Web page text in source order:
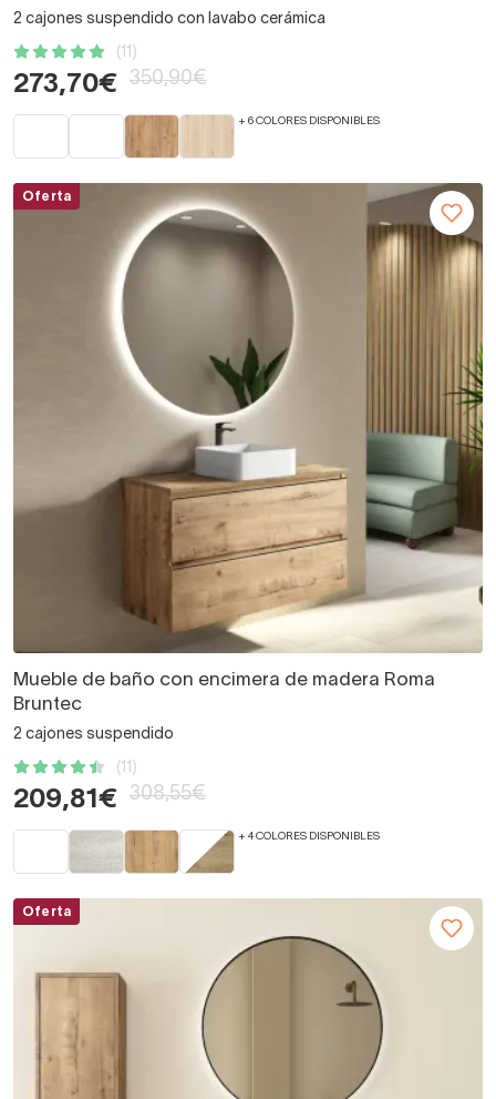
2 cajones suspendido con lavabo cerámica
(11)
273,70€ 350,90€
+ 6 COLORES DISPONIBLES
Oferta
Mueble de baño con encimera de madera Roma
Bruntec
2 cajones suspendido
(11)
209,81€ 308,55€
+ 4 COLORES DISPONIBLES
Oferta